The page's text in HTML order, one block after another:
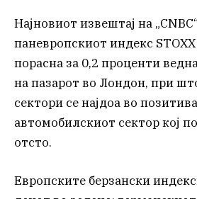
Најновиот извештај на
паневропскиот индекс
порасна за 0,2 проценти
на пазарот во Лондон, при
сектори се најдоа во
автомобилскиот сектор кој
отсто.
Европските берзански